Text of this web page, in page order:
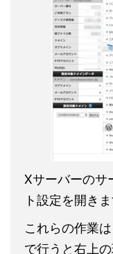
Xサーバーのサ
ト設定を開きま
これらの作業
で行うと右上